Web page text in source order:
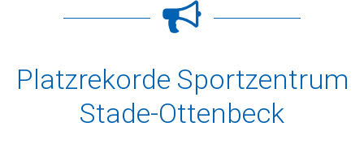
Platzrekorde Sportzentrum
Stade-Ottenbeck